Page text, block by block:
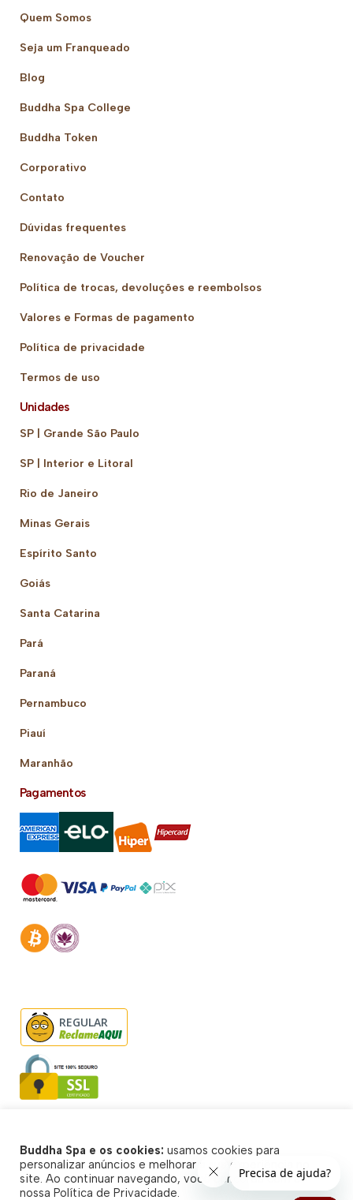
Quem Somos
Seja um Franqueado
Blog
Buddha Spa College
Buddha Token
Corporativo
Contato
Dúvidas frequentes
Renovação de Voucher
Política de trocas, devoluções e reembolsos
Valores e Formas de pagamento
Política de privacidade
Termos de uso
Unidades
SP | Grande São Paulo
SP | Interior e Litoral
Rio de Janeiro
Minas Gerais
Espírito Santo
Goiás
Santa Catarina
Pará
Paraná
Pernambuco
Piauí
Maranhão
Pagamentos
REGULAR
© Buddha Spa 2026 - Todos direitos reservados
Buddha Spa e os cookies: usamos cookies para
personalizar anúncios e melhorar a sua experiência no
site. Ao continuar navegando, você concorda com a
nossa Política de Privacidade.